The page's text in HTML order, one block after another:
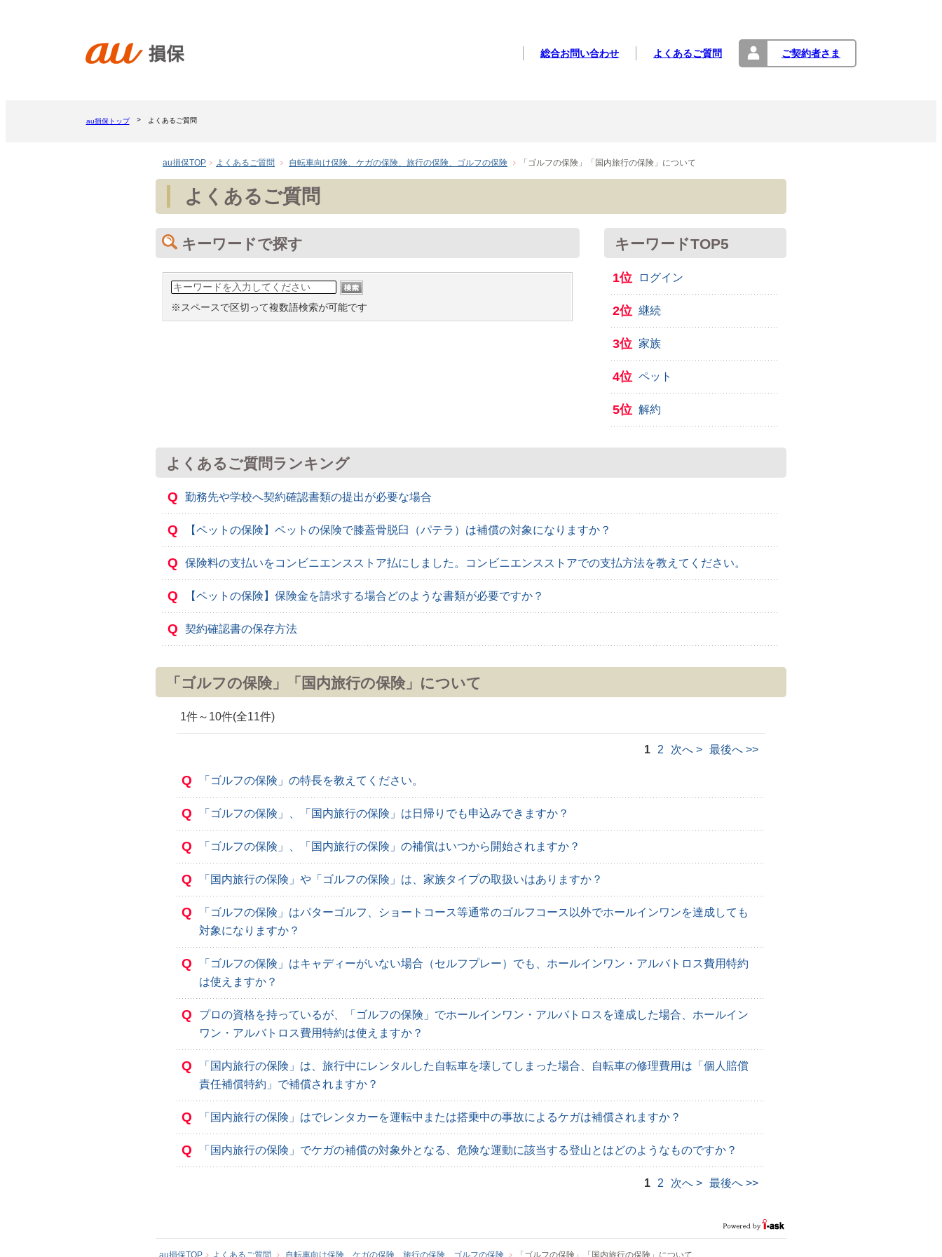
総合お問い合わせ よくあるご質問 ご契約者さま
au損保トップ よくあるご質問
au損保TOP よくあるご質問 自転車向け保険、ケガの保険、旅行の保険、ゴルフの保険 「ゴルフの保険」「国内旅行の保険」について
よくあるご質問
キーワードで探す
※スペースで区切って複数語検索が可能です
キーワードTOP5
1位 ログイン
2位 継続
3位 家族
4位 ペット
5位 解約
よくあるご質問ランキング
Q 勤務先や学校へ契約確認書類の提出が必要な場合
Q 【ペットの保険】ペットの保険で膝蓋骨脱臼（パテラ）は補償の対象になりますか？
Q 保険料の支払いをコンビニエンスストア払にしました。コンビニエンスストアでの支払方法を教えてください。
Q 【ペットの保険】保険金を請求する場合どのような書類が必要ですか？
Q 契約確認書の保存方法
「ゴルフの保険」「国内旅行の保険」について
1件～10件(全11件)
1 2 次へ > 最後へ >>
Q 「ゴルフの保険」の特長を教えてください。
Q 「ゴルフの保険」、「国内旅行の保険」は日帰りでも申込みできますか？
Q 「ゴルフの保険」、「国内旅行の保険」の補償はいつから開始されますか？
Q 「国内旅行の保険」や「ゴルフの保険」は、家族タイプの取扱いはありますか？
Q
「ゴルフの保険」はパターゴルフ、ショートコース等通常のゴルフコース以外でホールインワンを達成しても
対象になりますか？
Q
「ゴルフの保険」はキャディーがいない場合（セルフプレー）でも、ホールインワン・アルバトロス費用特約
は使えますか？
Q
プロの資格を持っているが、「ゴルフの保険」でホールインワン・アルバトロスを達成した場合、ホールイン
ワン・アルバトロス費用特約は使えますか？
Q
「国内旅行の保険」は、旅行中にレンタルした自転車を壊してしまった場合、自転車の修理費用は「個人賠償
責任補償特約」で補償されますか？
Q 「国内旅行の保険」はでレンタカーを運転中または搭乗中の事故によるケガは補償されますか？
Q 「国内旅行の保険」でケガの補償の対象外となる、危険な運動に該当する登山とはどのようなものですか？
1 2 次へ > 最後へ >>
au損保TOP よくあるご質問 自転車向け保険、ケガの保険、旅行の保険、ゴルフの保険 「ゴルフの保険」「国内旅行の保険」について